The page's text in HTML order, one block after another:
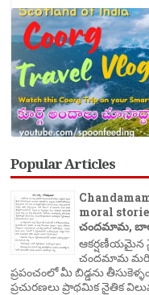
Popular Articles
moral
చందమామ,
ఆకర్షణీయమైన
చందమామ
ప్రపంచంలో మీ బిడ్డను
ప్రచురణలు ప్రాథమిక నైతిక